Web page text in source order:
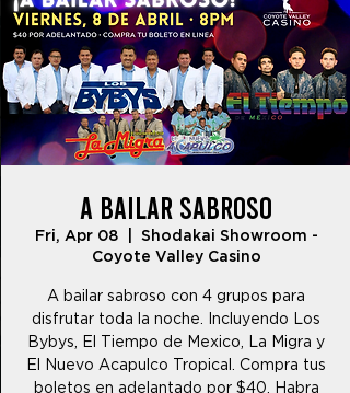
A Bailar Sabroso
Fri, Apr 08
  |
Shodakai Showroom -
Coyote Valley Casino
A bailar sabroso con 4 grupos para
disfrutar toda la noche. Incluyendo Los
Bybys, El Tiempo de Mexico, La Migra y
El Nuevo Acapulco Tropical. Compra tus
boletos en adelantado por $40. Habra